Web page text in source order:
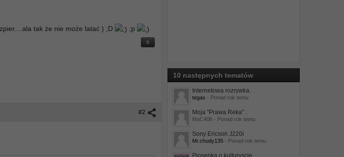
tak że nie może latać ) ;D ;p
0
#2
10 następnych tematów
Internetowa rozrywka.
tegax - Ponad rok temu
Moja "Prawa Reka" .
MaC406- Ponad rok temu
Sony Ericson J220i
Mr.chudy135- Ponad rok temu